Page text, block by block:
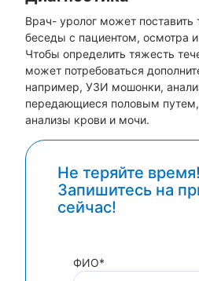
Врач- уролог может поставить
беседы с пациентом, осмотра
Чтобы определить тяжесть
может потребоваться
например, УЗИ мошонки,
передающиеся половым
анализы крови и мочи.
Не теряйте время!
Запишитесь на
сейчас!
ФИО*